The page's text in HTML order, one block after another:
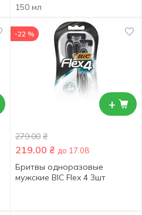
150 мл
+
-22 %
279.00 ₴
219.00 ₴ до 17.08
Бритвы одноразовые
мужские BIC Flex 4 3шт